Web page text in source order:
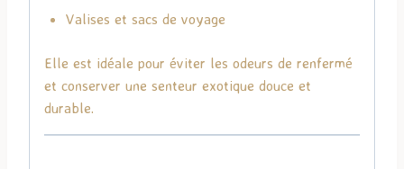
Valises et sacs de voyage
Elle est idéale pour éviter les odeurs de renfermé
et conserver une senteur exotique douce et
durable.